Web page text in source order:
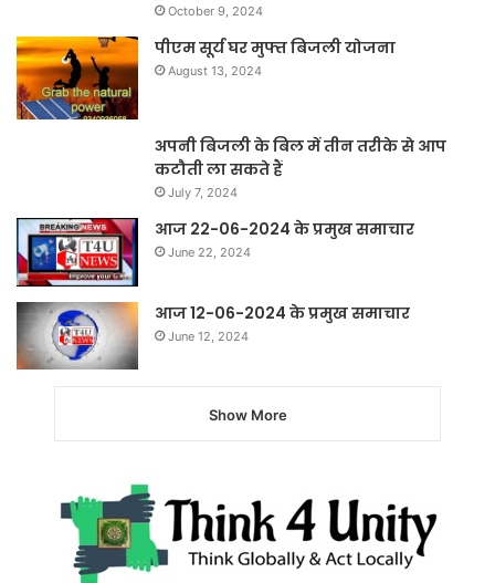
October 9, 2024
पीएम सूर्य घर मुफ्त बिजली योजना
August 13, 2024
अपनी बिजली के बिल में तीन तरीके से आप
कटौती ला सकते हैं
July 7, 2024
आज 22-06-2024 के प्रमुख समाचार
June 22, 2024
आज 12-06-2024 के प्रमुख समाचार
June 12, 2024
Show More